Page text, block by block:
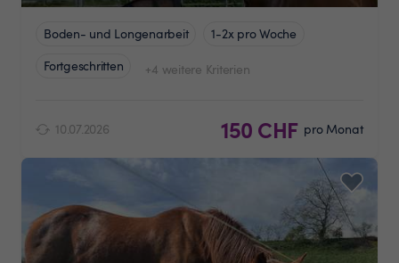
Boden- und Longenarbeit
1-2x pro Woche
Fortgeschritten
+4 weitere Kriterien
10.07.2026 150 CHF pro Monat